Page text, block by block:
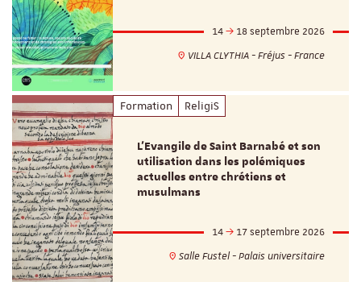
14
18 septembre 2026
VILLA CLYTHIA - Fréjus - France
Formation ReligiS
L’Evangile de Saint Barnabé et son
utilisation dans les polémiques
actuelles entre chrétiens et
musulmans
14
17 septembre 2026
Salle Fustel - Palais universitaire